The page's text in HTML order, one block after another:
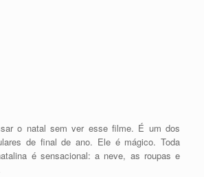
o natal sem ver esse filme. É um dos
de final de ano. Ele é mágico. Toda
é sensacional: a neve, as roupas e